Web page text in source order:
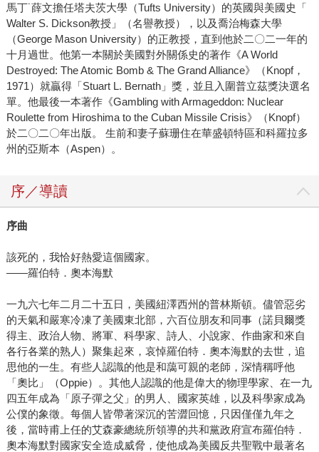
馬丁˙薛文擔任塔夫茨大學（Tufts University）的英國與美國史「
Walter S. Dickson教授」（名譽教授），以及喬治梅森大學
（George Mason University）的正教授，直到他於二〇二一年的
十月過世。他第一本關於美國對外關係史的著作《A World
Destroyed: The Atomic Bomb & The Grand Alliance》（Knopf，
1971）就贏得「Stuart L. Bernath」獎，並且入圍普立茲獎決選名
單。他最後一本著作《Gambling with Armageddon: Nuclear
Roulette from Hiroshima to the Cuban Missile Crisis》（Knopf）
於二〇二〇年出版。 生前和妻子蘇珊住在華盛頓特區和科羅拉多
州的亞斯本（Aspen）。
序／導讀
序曲
該死的，我恰好熱愛這個國家。
——羅伯特．奧本海默
一九六七年二月二十五日，美國紐澤西州的普林斯頓。儘管惡劣
的天氣和嚴寒冷凍了美國東北部，六百位朋友和同事（諾貝爾獎
得主、政治人物、將軍、科學家、詩人、小說家、作曲家和來自
各行各業的熟人）聚集起來，哀悼羅伯特．奧本海默的去世，追
思他的一生。有些人認識的他是和藹可親的老師，深情稱呼他
「奧比」（Oppie）。其他人認識的他是偉大的物理學家、在一九
四五年成為「原子彈之父」的男人、國家英雄，以及科學家成為
公僕的象徵。每個人皆帶著深沉的苦澀回憶，只因僅僅九年之
後，當時甫上任的艾森豪總統所領導的共和黨政府宣布羅伯特．
奧本海默對國家安全造成威脅，使他成為美國反共聖戰中最著名